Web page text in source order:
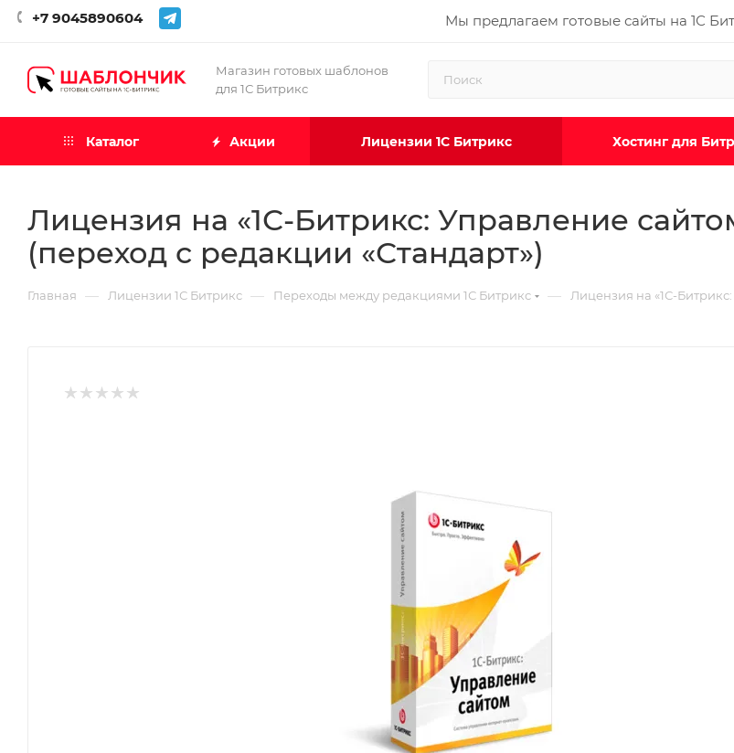
+7 9045890604 Мы предлагаем готовые сайты на 1С
Магазин готовых шаблонов
для 1С Битрикс
Каталог Акции Лицензии 1С Битрикс Хостинг для
Лицензия на «1С-Битрикс: Управление
(переход с редакции «Стандарт»)
Главная — Лицензии 1С Битрикс — Переходы между редакциями 1С Битрикс — Лицензия на «1С-